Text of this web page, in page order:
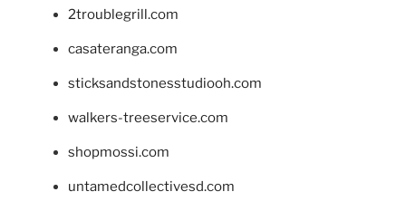
2troublegrill.com
casateranga.com
sticksandstonesstudiooh.com
walkers-treeservice.com
shopmossi.com
untamedcollectivesd.com